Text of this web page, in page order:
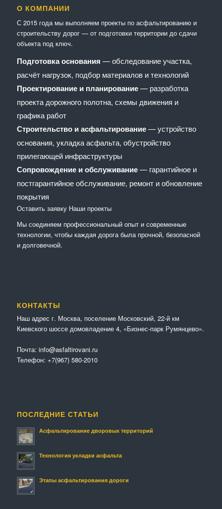
О КОМПАНИИ
С 2015 года мы выполняем проекты по асфальтированию и
строительству дорог — от подготовки территории до сдачи
объекта под ключ.
Подготовка основания — обследование участка,
расчёт нагрузок, подбор материалов и технологий
Проектирование и планирование— разработка
проекта дорожного полотна, схемы движения и
графика работ
Строительство и асфальтирование— устройство
основания, укладка асфальта, обустройство
прилегающей инфраструктуры
Сопровождение и обслуживание— гарантийное и
постгарантийное обслуживание, ремонт и обновление
покрытия
Оставить заявку Наши проекты
Мы соединяем профессиональный опыт и современные
технологии, чтобы каждая дорога была прочной, безопасной
и долговечной.
КОНТАКТЫ
Наш адрес г. Москва, поселение Московский, 22-й км
Киевского шоссе домовладение 4, «Бизнес-парк Румянцево».
Почта: info@asfaltirovani.ru
Телефон: +7(967) 580-2010
ПОСЛЕДНИЕ СТАТЬИ
Асфальтирование дворовых территорий
Технология укладки асфальта
Этапы асфальтирования дороги